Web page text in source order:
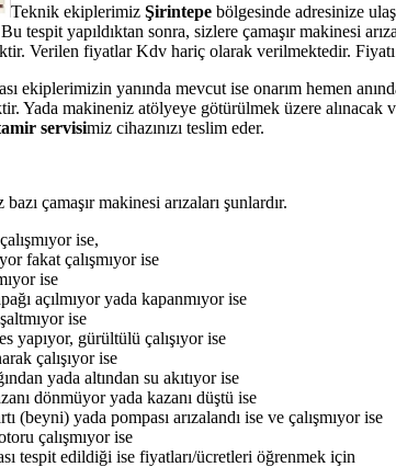
Teknik ekiplerimiz Şirintepe bölgesinde adresinize
tespit yapıldıktan sonra, sizlere çamaşır makinesi
Verilen fiyatlar Kdv hariç olarak verilmektedir.
ekiplerimizin yanında mevcut ise onarım hemen
Yada makineniz atölyeye götürülmek üzere alınacak
servisimiz cihazınızı teslim eder.
çamaşır makinesi arızaları şunlardır.
ise,
fakat çalışmıyor ise
ise
açılmıyor yada kapanmıyor ise
ise
yapıyor, gürültülü çalışıyor ise
çalışıyor ise
yada altından su akıtıyor ise
dönmüyor yada kazanı düştü ise
(beyni) yada pompası arızalandı ise ve çalışmıyor ise
çalışmıyor ise
tespit edildiği ise fiyatları/ücretleri öğrenmek için